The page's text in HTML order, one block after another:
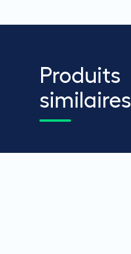
Produits
similaires